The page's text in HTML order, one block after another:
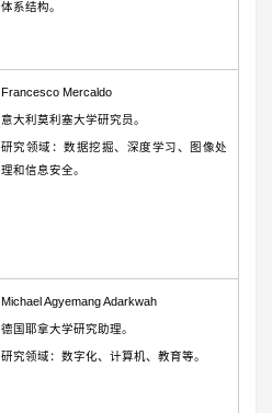
体系结构。
Francesco Mercaldo
意大利莫利塞大学研究员。
研究领域：数据挖掘、深度学习、图像处
理和信息安全。
Michael Agyemang Adarkwah
德国耶拿大学研究助理。
研究领域：数字化、计算机、教育等。